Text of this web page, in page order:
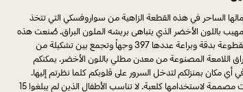
الساحر في هذه القطعة الزاهية من سواروفسكي التي تتخذ
باللون الأخضر الذي يتباهى بريشه الملون البراق. صُنعت هذه
القطعة من أوجه مقطوعة بدقة وبراعة عددها 397 وجهاً وتجمع بين تشكيلة من
اللامعة المصنوعة من معدن مطلي باللون الأخضر. يمكنكم
مكان بمنزلكم لتدخل السرور على قلوبكم كلما نظرتم إليها.
قطعة زخرفية. ليست مصممة لاستخدامها كلعبة. لا تناسب الأطفال الذين لم يبلغوا 15